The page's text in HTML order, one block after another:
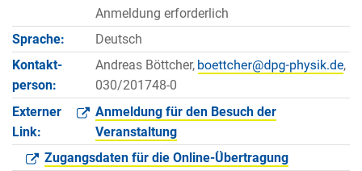
Anmeldung erforderlich
Sprache:
Deutsch
Kontakt­
person:
Andreas Böttcher,
,
030/201748-0
Externer
Link:
Anmeldung für den Besuch der
Veranstaltung
Zugangsdaten für die Online-Übertragung